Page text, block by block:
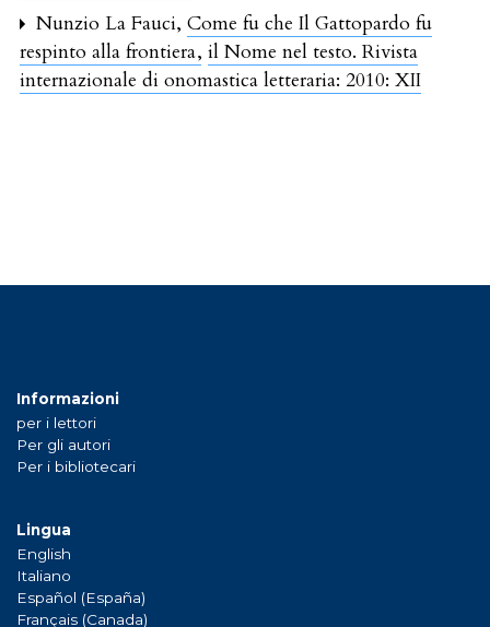
Nunzio La Fauci, Come fu che Il Gattopardo fu
respinto alla frontiera, il Nome nel testo. Rivista
internazionale di onomastica letteraria: 2010: XII
Informazioni
per i lettori
Per gli autori
Per i bibliotecari
Lingua
English
Italiano
Español (España)
Français (Canada)